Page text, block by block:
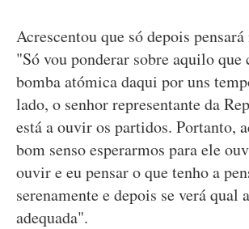
Acrescentou que só depois pensará
"Só vou ponderar sobre aquilo que
bomba atómica daqui por uns
lado, o senhor representante da
está a ouvir os partidos. Portanto,
bom senso esperarmos para ele
ouvir e eu pensar o que tenho a
serenamente e depois se verá qual
adequada".